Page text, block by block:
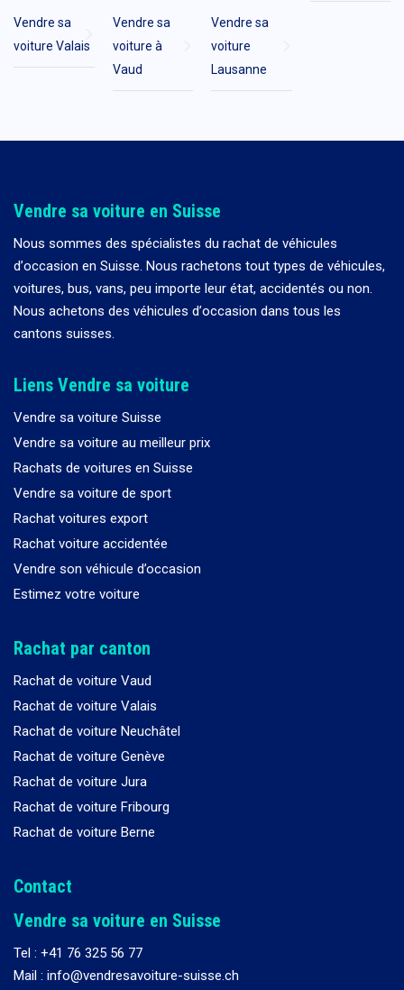
Vendre sa
voiture Valais
Vendre sa
voiture à
Vaud
Vendre sa
voiture
Lausanne
Vendre sa voiture en Suisse
Nous sommes des spécialistes du rachat de véhicules
d’occasion en Suisse. Nous rachetons tout types de véhicules,
voitures, bus, vans, peu importe leur état, accidentés ou non.
Nous achetons des véhicules d’occasion dans tous les
cantons suisses.
Liens Vendre sa voiture
Vendre sa voiture Suisse
Vendre sa voiture au meilleur prix
Rachats de voitures en Suisse
Vendre sa voiture de sport
Rachat voitures export
Rachat voiture accidentée
Vendre son véhicule d’occasion
Estimez votre voiture
Rachat par canton
Rachat de voiture Vaud
Rachat de voiture Valais
Rachat de voiture Neuchâtel
Rachat de voiture Genève
Rachat de voiture Jura
Rachat de voiture Fribourg
Rachat de voiture Berne
Contact
Vendre sa voiture en Suisse
Tel : +41 76 325 56 77
Mail : info@vendresavoiture-suisse.ch